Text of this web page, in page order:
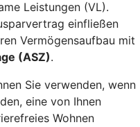
Leistungen (VL).
einfließen
Vermögensaufbau mit
(ASZ).
Sie verwenden, wenn
eine von Ihnen
Wohnen